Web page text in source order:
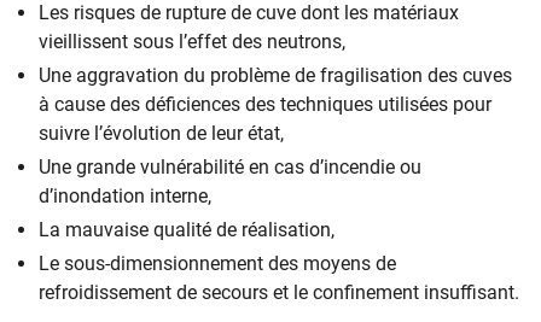
Les risques de rupture de cuve dont les matériaux
vieillissent sous l’effet des neutrons,
Une aggravation du problème de fragilisation des cuves
à cause des déficiences des techniques utilisées pour
suivre l’évolution de leur état,
Une grande vulnérabilité en cas d’incendie ou
d’inondation interne,
La mauvaise qualité de réalisation,
Le sous-dimensionnement des moyens de
refroidissement de secours et le confinement insuffisant.